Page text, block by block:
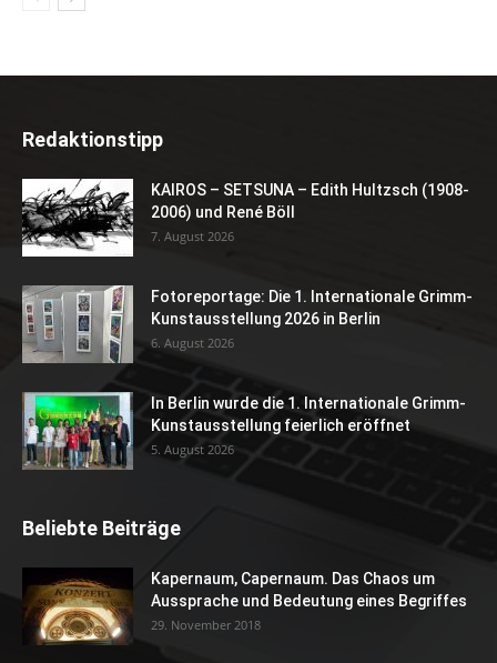
Redaktionstipp
KAIROS – SETSUNA – Edith Hultzsch (1908-
2006) und René Böll
7. August 2026
Fotoreportage: Die 1. Internationale Grimm-
Kunstausstellung 2026 in Berlin
6. August 2026
In Berlin wurde die 1. Internationale Grimm-
Kunstausstellung feierlich eröffnet
5. August 2026
Beliebte Beiträge
Kapernaum, Capernaum. Das Chaos um
Aussprache und Bedeutung eines Begriffes
29. November 2018